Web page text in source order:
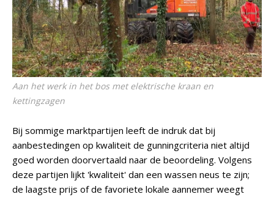
Aan het werk in het bos met elektrische kraan en
kettingzagen
Bij sommige marktpartijen leeft de indruk dat bij
aanbestedingen op kwaliteit de gunningcriteria niet altijd
goed worden doorvertaald naar de beoordeling. Volgens
deze partijen lijkt 'kwaliteit' dan een wassen neus te zijn;
de laagste prijs of de favoriete lokale aannemer weegt